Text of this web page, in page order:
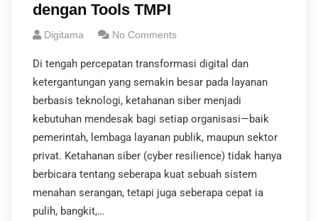
dengan Tools TMPI
Digitama No Comments
Di tengah percepatan transformasi digital dan
ketergantungan yang semakin besar pada layanan
berbasis teknologi, ketahanan siber menjadi
kebutuhan mendesak bagi setiap organisasi—baik
pemerintah, lembaga layanan publik, maupun sektor
privat. Ketahanan siber (cyber resilience) tidak hanya
berbicara tentang seberapa kuat sebuah sistem
menahan serangan, tetapi juga seberapa cepat ia
pulih, bangkit,…